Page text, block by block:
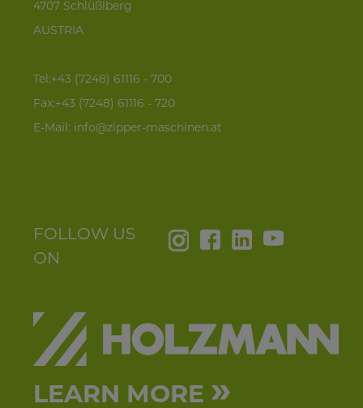
4707 Schlüßlberg
AUSTRIA
Tel:+43 (7248) 61116 - 700
Fax:+43 (7248) 61116 - 720
E-Mail: info@zipper-maschinen.at
FOLLOW US
ON
LEARN MORE »